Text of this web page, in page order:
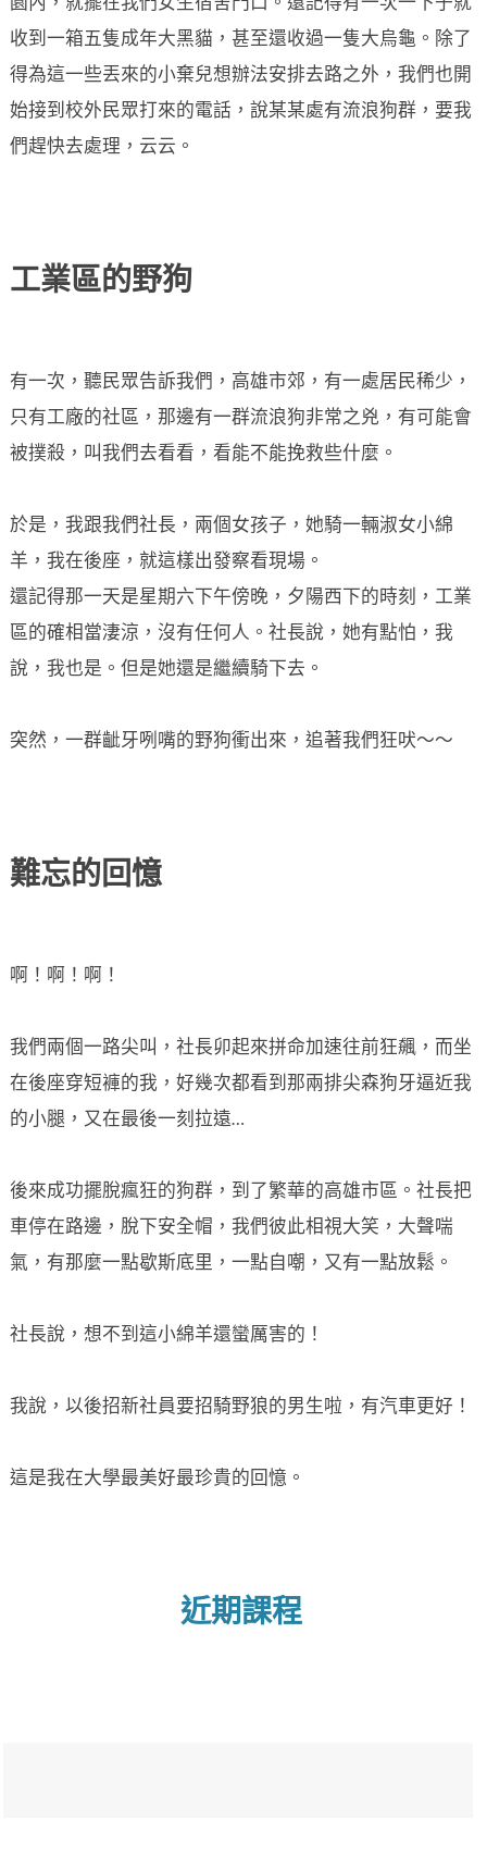
園內，就擺在我們女生宿舍門口。還記得有一次一下子就
收到一箱五隻成年大黑貓，甚至還收過一隻大烏龜。除了
得為這一些丟來的小棄兒想辦法安排去路之外，我們也開
始接到校外民眾打來的電話，說某某處有流浪狗群，要我
們趕快去處理，云云。
工業區的野狗
有一次，聽民眾告訴我們，高雄市郊，有一處居民稀少，
只有工廠的社區，那邊有一群流浪狗非常之兇，有可能會
被撲殺，叫我們去看看，看能不能挽救些什麼。
於是，我跟我們社長，兩個女孩子，她騎一輛淑女小綿
羊，我在後座，就這樣出發察看現場。
還記得那一天是星期六下午傍晚，夕陽西下的時刻，工業
區的確相當淒涼，沒有任何人。社長說，她有點怕，我
說，我也是。但是她還是繼續騎下去。
突然，一群齜牙咧嘴的野狗衝出來，追著我們狂吠～～
難忘的回憶
啊！啊！啊！
我們兩個一路尖叫，社長卯起來拼命加速往前狂飆，而坐
在後座穿短褲的我，好幾次都看到那兩排尖森狗牙逼近我
的小腿，又在最後一刻拉遠…
後來成功擺脫瘋狂的狗群，到了繁華的高雄市區。社長把
車停在路邊，脫下安全帽，我們彼此相視大笑，大聲喘
氣，有那麼一點歇斯底里，一點自嘲，又有一點放鬆。
社長說，想不到這小綿羊還蠻厲害的！
我說，以後招新社員要招騎野狼的男生啦，有汽車更好！
這是我在大學最美好最珍貴的回憶。
近期課程